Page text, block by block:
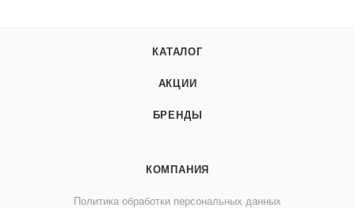
КАТАЛОГ
АКЦИИ
БРЕНДЫ
КОМПАНИЯ
Политика обработки персональных данных